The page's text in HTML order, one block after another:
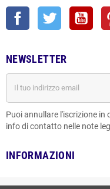
Facebook Twitter
NEWSLETTER
Puoi annullare l'iscrizione in
info di contatto nelle note
INFORMAZIONI